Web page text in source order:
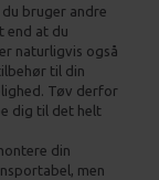
bruger andre
end at du
naturligvis også
til din
Tøv derfor
dig til det helt
din
men